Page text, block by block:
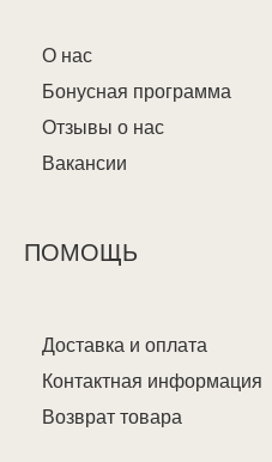
О нас
Бонусная программа
Отзывы о нас
Вакансии
ПОМОЩЬ
Доставка и оплата
Контактная информация
Возврат товара